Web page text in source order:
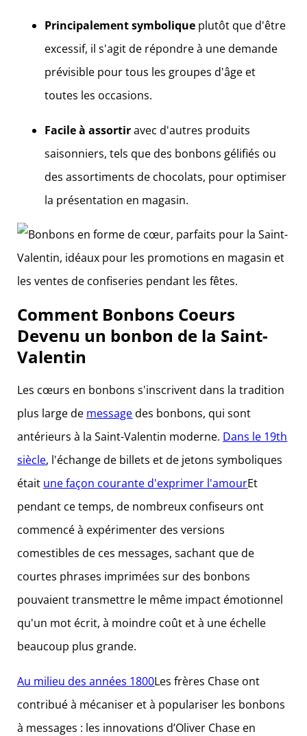
Principalement symbolique plutôt que d'être
excessif, il s'agit de répondre à une demande
prévisible pour tous les groupes d'âge et
toutes les occasions.
Facile à assortiravec d'autres produits
saisonniers, tels que des bonbons gélifiés ou
des assortiments de chocolats, pour optimiser
la présentation en magasin.
Comment Bonbons Coeurs
Devenu un bonbon de la Saint-
Valentin
Les cœurs en bonbons s'inscrivent dans la tradition
plus large de messagedes bonbons, qui sont
antérieurs à la Saint-Valentin moderne. Dans le 19th
siècle, l'échange de billets et de jetons symboliques
était une façon courante d'exprimer l'amourEt
pendant ce temps, de nombreux confiseurs ont
commencé à expérimenter des versions
comestibles de ces messages, sachant que de
courtes phrases imprimées sur des bonbons
pouvaient transmettre le même impact émotionnel
qu'un mot écrit, à moindre coût et à une échelle
beaucoup plus grande.
Au milieu des années 1800Les frères Chase ont
contribué à mécaniser et à populariser les bonbons
à messages : les innovations d’Oliver Chase en